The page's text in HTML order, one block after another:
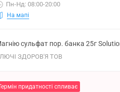
Пн-Нд: 08:00-20:00
На мапі
сульфат пор. банка 25г
ЗДОРОВ'Я ТОВ
придатності спливає